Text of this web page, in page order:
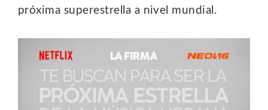
próxima superestrella a nivel mundial.